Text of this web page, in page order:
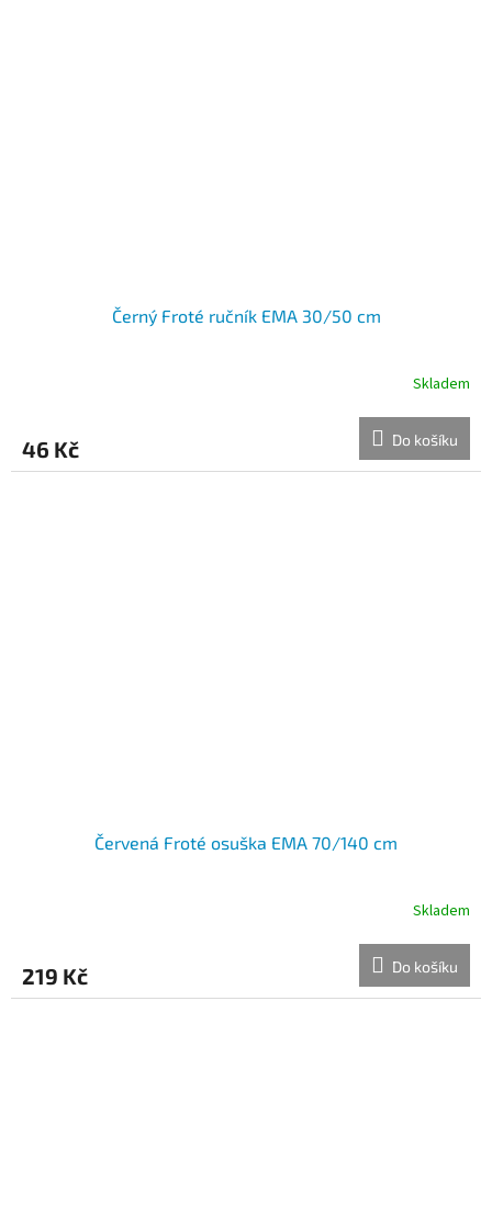
Černý Froté ručník EMA 30/50 cm
Skladem
46 Kč Do košíku
Červená Froté osuška EMA 70/140 cm
Skladem
219 Kč Do košíku